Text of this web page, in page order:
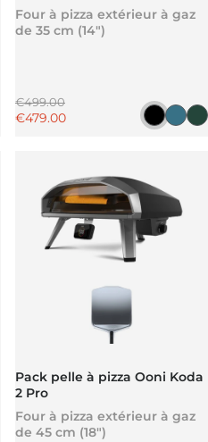
Four à pizza extérieur à gaz
de 35 cm (14")
Prix régulier
€499.00
Prix promotionnel
€479.00 Noir
Pack pelle à pizza Ooni Koda
2 Pro
Four à pizza extérieur à gaz
de 45 cm (18")